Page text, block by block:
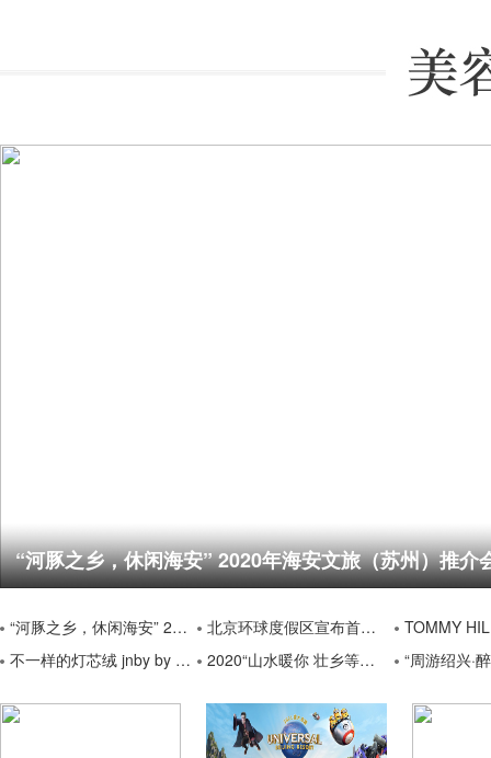
“河豚之乡，休闲海安” 2020年海安文旅（苏州）推介
“河豚之乡，休闲海安” 2020年海安文旅（苏州）推介会圆满收官 北京环球度假区宣布首批21家旅游渠道官方授权合作伙伴
TOMMY HILFIGER在全球
不一样的灯芯绒 jnby by JNBY 2020秋冬新品舒适灯芯绒系列
2020“山水暖你 壮乡等你—冬游广西”（柳州）文化旅游推介活动在上海召开 “周游绍兴·醉意江南” ——绍兴文